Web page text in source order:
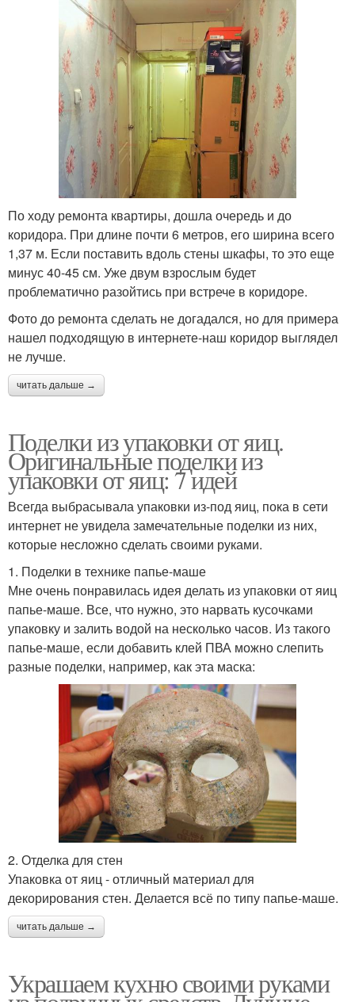
По ходу ремонта квартиры, дошла очередь и до
коридора. При длине почти 6 метров, его ширина всего
1,37 м. Если поставить вдоль стены шкафы, то это еще
минус 40-45 см. Уже двум взрослым будет
проблематично разойтись при встрече в коридоре.
Фото до ремонта сделать не догадался, но для примера
нашел подходящую в интернете-наш коридор выглядел
не лучше.
читать дальше →
Поделки из упаковки от яиц.
Оригинальные поделки из
упаковки от яиц: 7 идей
Всегда выбрасывала упаковки из-под яиц, пока в сети
интернет не увидела замечательные поделки из них,
которые несложно сделать своими руками.
1. Поделки в технике папье-маше
Мне очень понравилась идея делать из упаковки от яиц
папье-маше. Все, что нужно, это нарвать кусочками
упаковку и залить водой на несколько часов. Из такого
папье-маше, если добавить клей ПВА можно слепить
разные поделки, например, как эта маска:
2. Отделка для стен
Упаковка от яиц - отличный материал для
декорирования стен. Делается всё по типу папье-маше.
читать дальше →
Украшаем кухню своими руками